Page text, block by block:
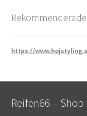
https://
Reifen66 – Shop